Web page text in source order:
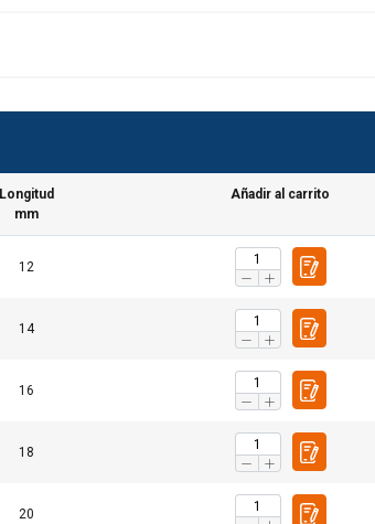
Longitud
mm
Añadir al carrito
12
14
16
18
20